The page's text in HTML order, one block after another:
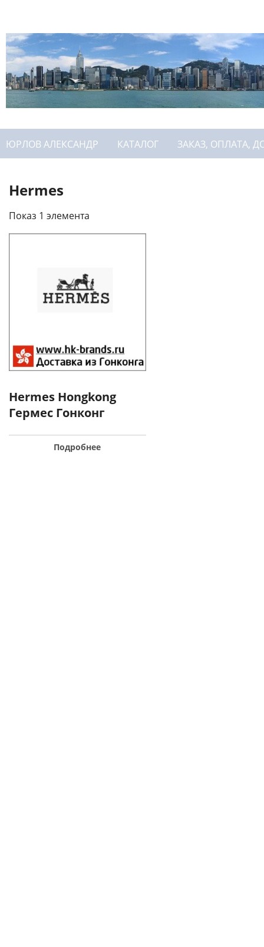
ЮРЛОВ АЛЕКСАНДР КАТАЛОГ ЗАКАЗ, ОПЛАТА,
Hermes
Показ 1 элемента
Hermes Hongkong
Гермес Гонконг
Подробнее